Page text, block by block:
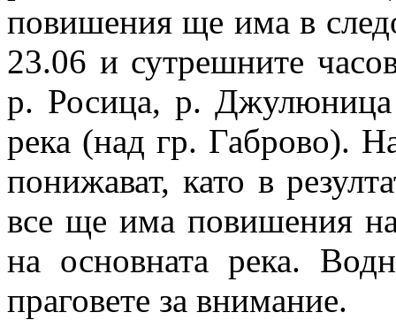
повишения ще има в
23.06 и сутрешните
р. Росица, р. Джулюница
река (над гр. Габрово).
понижават, като в
все ще има повишения
на основната река.
праговете за внимание.